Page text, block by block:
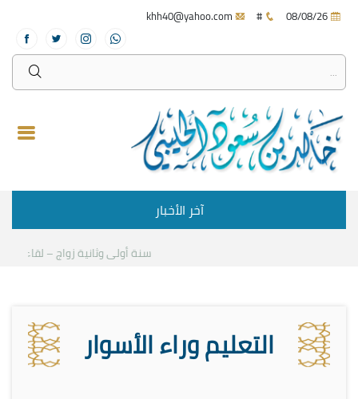
#
آخر الأخبار
سنة أولى وثانية زواج – لقاء مع
التعليم وراء الأسوار